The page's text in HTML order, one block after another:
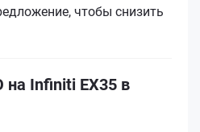
чтобы снизить
на Infiniti EX35 в